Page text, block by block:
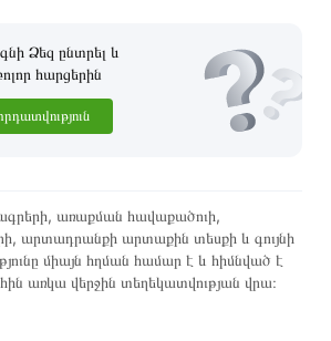
Ձեզ ընտրել և
հարցերին
առաքման հավաքածուի,
արտադրանքի արտաքին տեսքի և գույնի
միայն հղման համար է և հիմնված է
առկա վերջին տեղեկատվության վրա։